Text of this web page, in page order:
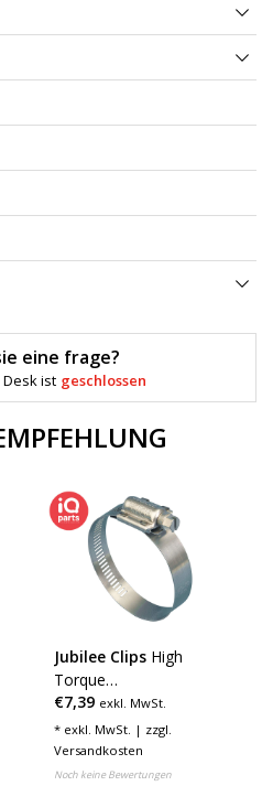
eine frage?
ist geschlossen
Jubilee Clips High
Torque
Schneckengewindeschellen
W4
€7,39 exkl. MwSt.
* exkl. MwSt. | zzgl.
Versandkosten
Noch keine Bewertungen